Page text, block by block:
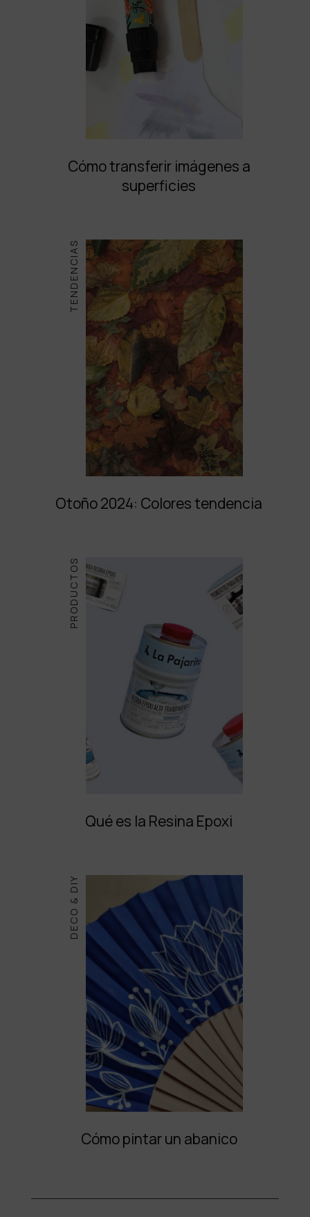
Cómo transferir imágenes a
superficies
TENDENCIAS
Otoño 2024: Colores tendencia
PRODUCTOS
Qué es la Resina Epoxi
DECO & DIY
Cómo pintar un abanico